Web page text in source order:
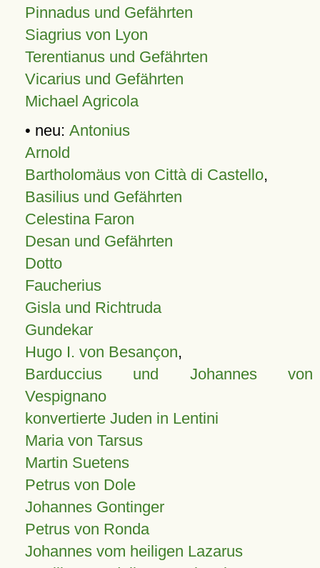
Pinnadus und Gefährten
Siagrius von Lyon
Terentianus und Gefährten
Vicarius und Gefährten
Michael Agricola
• neu: Antonius
Arnold
Bartholomäus von Città di Castello,
Basilius und Gefährten
Celestina Faron
Desan und Gefährten
Dotto
Faucherius
Gisla und Richtruda
Gundekar
Hugo I. von Besançon,
Barduccius und Johannes von
Vespignano
konvertierte Juden in Lentini
Maria von Tarsus
Martin Suetens
Petrus von Dole
Johannes Gontinger
Petrus von Ronda
Johannes vom heiligen Lazarus